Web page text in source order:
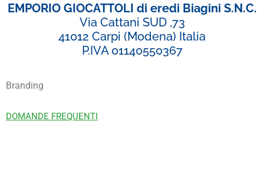
EMPORIO GIOCATTOLI di eredi Biagini S.N.C.
Via Cattani SUD ,73
41012 Carpi (Modena) Italia
P.IVA 01140550367
Branding
DOMANDE FREQUENTI